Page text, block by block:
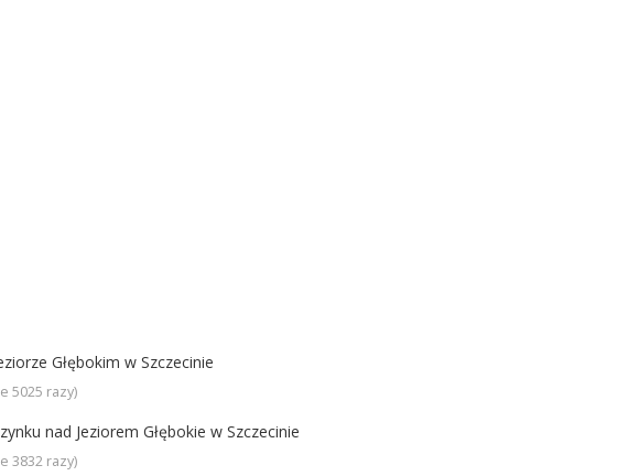
Głębokim w Szczecinie
5025 razy)
nad Jeziorem Głębokie w Szczecinie
3832 razy)